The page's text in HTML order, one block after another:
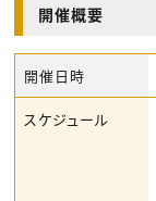
開催概要
開催日時
スケジュール